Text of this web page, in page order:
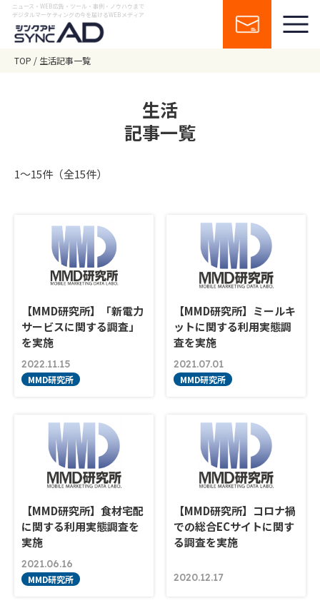
ニュース・WEB広告・ツール・事例・ノウハウまで
デジタルマーケティングの今を届けるWEBメディア
TOP 生活記事一覧
生活
記事一覧
1〜15件（全15件）
【MMD研究所】「新電力
サービスに関する調査」
を実施
2022.11.15
MMD研究所
【MMD研究所】ミールキ
ットに関する利用実態調
査を実施
2021.07.01
MMD研究所
【MMD研究所】食材宅配
に関する利用実態調査を
実施
2021.06.16
MMD研究所
【MMD研究所】コロナ禍
での総合ECサイトに関す
る調査を実施
2020.12.17